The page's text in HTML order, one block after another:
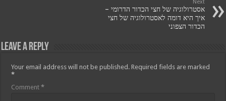
Next
אסטרולוגיה של חצי הכדור הדרומי –
איך היא דומה לאסטרולוגיה של חצי
הכדור הצפוני
Leave a Reply
Your email address will not be published. Required fields are marked
*
Comment*